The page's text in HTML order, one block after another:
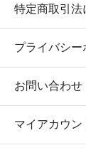
特定商取引法
プライバシー
お問い合わせ
マイアカウン